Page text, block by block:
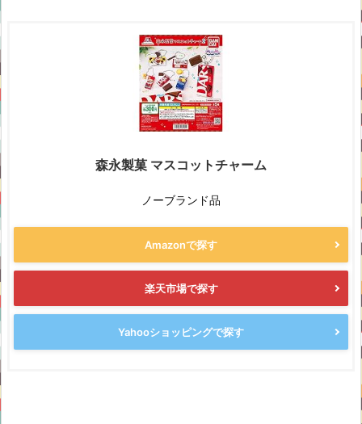
森永製菓 マスコットチャーム
ノーブランド品
Amazonで探す
楽天市場で探す
Yahooショッピングで探す